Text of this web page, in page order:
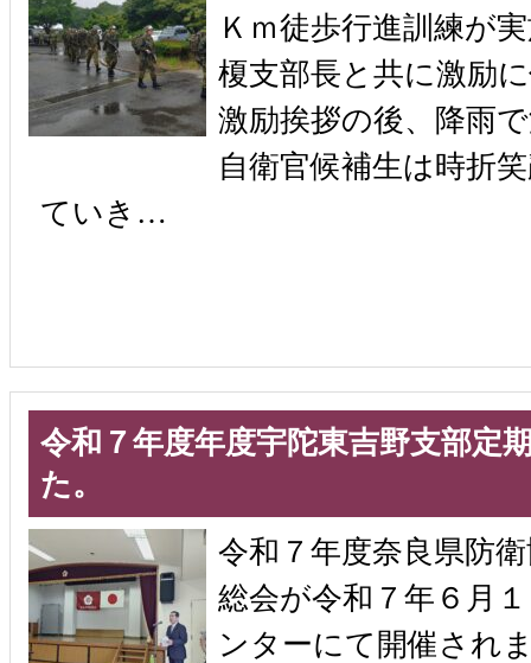
Ｋｍ徒歩行進訓練が
榎支部長と共に激励
激励挨拶の後、降雨
自衛官候補生は時折
ていき…
令和７年度年度宇陀東吉野支部定
た。
令和７年度奈良県防
総会が令和７年６月
ンターにて開催され